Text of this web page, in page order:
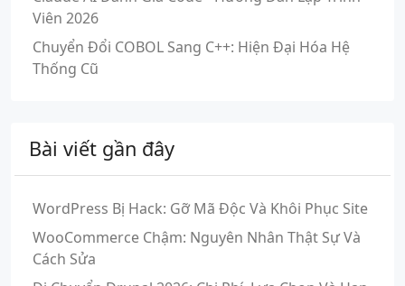
Viên 2026
Chuyển Đổi COBOL Sang C++: Hiện Đại Hóa Hệ
Thống Cũ
Bài viết gần đây
WordPress Bị Hack: Gỡ Mã Độc Và Khôi Phục Site
WooCommerce Chậm: Nguyên Nhân Thật Sự Và
Cách Sửa